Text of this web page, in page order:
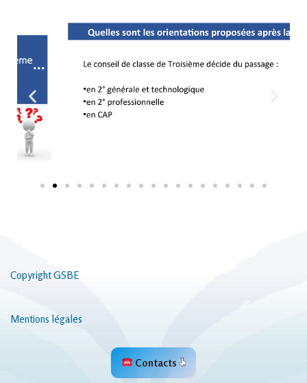
Copyright GSBE
Mentions légales
Contacts